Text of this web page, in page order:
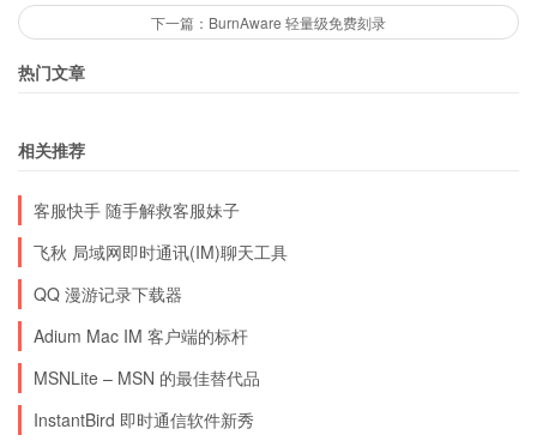
下一篇：BurnAware 轻量级免费刻录
热门文章
相关推荐
客服快手 随手解救客服妹子
飞秋 局域网即时通讯(IM)聊天工具
QQ 漫游记录下载器
Adium Mac IM 客户端的标杆
MSNLite – MSN 的最佳替代品
InstantBird 即时通信软件新秀